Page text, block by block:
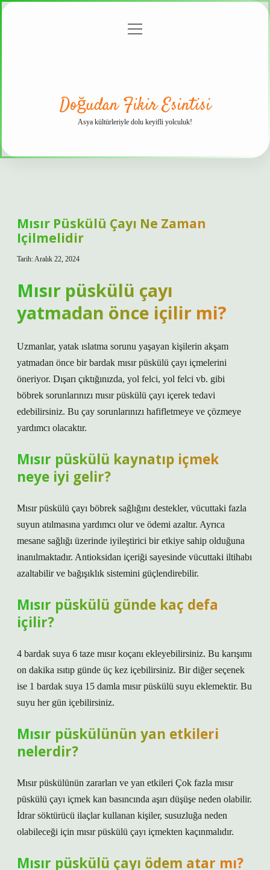
menüyü
Doğudan Fikir Esintisi
Asya kültürleriyle dolu keyifli yolculuk!
Mısır Püskülü Çayı Ne Zaman
Içilmelidir
Tarih: Aralık 22, 2024
Mısır püskülü çayı
yatmadan önce içilir mi?
Uzmanlar, yatak ıslatma sorunu yaşayan kişilerin akşam
yatmadan önce bir bardak mısır püskülü çayı içmelerini
öneriyor. Dışarı çıktığınızda, yol felci, yol felci vb. gibi
böbrek sorunlarınızı mısır püskülü çayı içerek tedavi
edebilirsiniz. Bu çay sorunlarınızı hafifletmeye ve çözmeye
yardımcı olacaktır.
Mısır püskülü kaynatıp içmek
neye iyi gelir?
Mısır püskülü çayı böbrek sağlığını destekler, vücuttaki fazla
suyun atılmasına yardımcı olur ve ödemi azaltır. Ayrıca
mesane sağlığı üzerinde iyileştirici bir etkiye sahip olduğuna
inanılmaktadır. Antioksidan içeriği sayesinde vücuttaki iltihabı
azaltabilir ve bağışıklık sistemini güçlendirebilir.
Mısır püskülü günde kaç defa
içilir?
4 bardak suya 6 taze mısır koçanı ekleyebilirsiniz. Bu karışımı
on dakika ısıtıp günde üç kez içebilirsiniz. Bir diğer seçenek
ise 1 bardak suya 15 damla mısır püskülü suyu eklemektir. Bu
suyu her gün içebilirsiniz.
Mısır püskülünün yan etkileri
nelerdir?
Mısır püskülünün zararları ve yan etkileri Çok fazla mısır
püskülü çayı içmek kan basıncında aşırı düşüşe neden olabilir.
İdrar söktürücü ilaçlar kullanan kişiler, susuzluğa neden
olabileceği için mısır püskülü çayı içmekten kaçınmalıdır.
Mısır püskülü çayı ödem atar mı?